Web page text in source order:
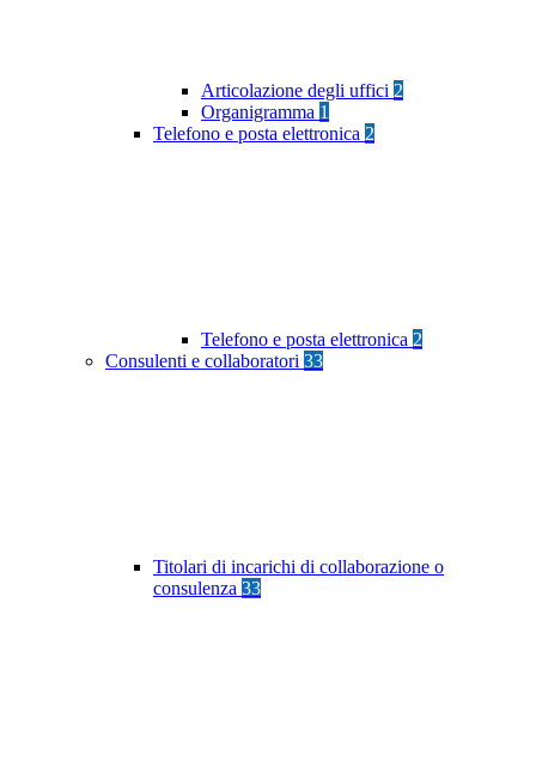
Articolazione degli uffici 2
Organigramma 1
Telefono e posta elettronica 2
Telefono e posta elettronica 2
Consulenti e collaboratori 33
Titolari di incarichi di collaborazione o
consulenza 33